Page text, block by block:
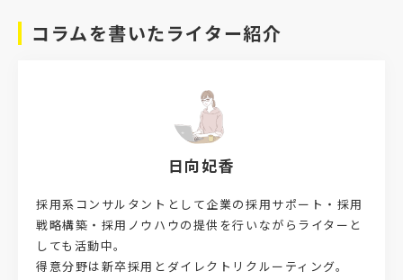
コラムを書いたライター紹介
日向妃香
採用系コンサルタントとして企業の採用サポート・採用
戦略構築・採用ノウハウの提供を行いながらライターと
しても活動中。
得意分野は新卒採用とダイレクトリクルーティング。